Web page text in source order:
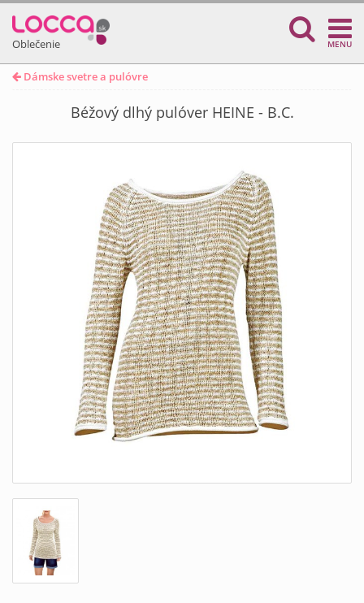
Oblečenie MENU
Dámske svetre a pulóvre
Béžový dlhý pulóver HEINE - B.C.